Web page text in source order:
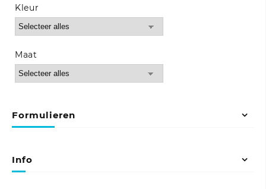
worden
op
de
Kleur
Maat
Formulieren
Info